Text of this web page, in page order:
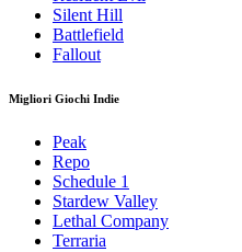
Silent Hill
Battlefield
Fallout
Migliori Giochi Indie
Peak
Repo
Schedule 1
Stardew Valley
Lethal Company
Terraria